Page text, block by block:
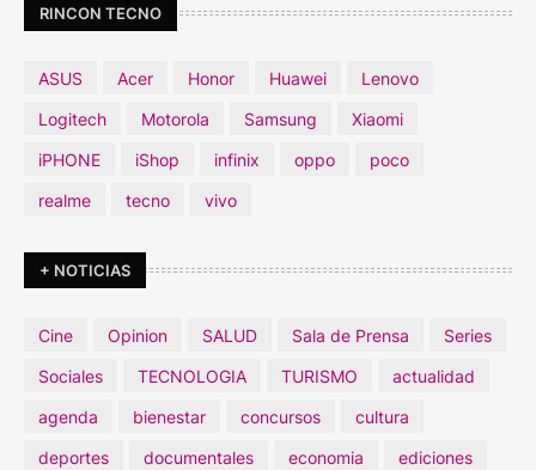
RINCON TECNO
ASUS Acer Honor Huawei
Lenovo
Logitech
Motorola Samsung
Xiaomi
iPHONE
iShop infinix oppo
poco
realme
tecno vivo
+ NOTICIAS
Cine Opinion SALUD Sala de Prensa
Series
Sociales
TECNOLOGIA TURISMO
actualidad
agenda
bienestar concursos
cultura
deportes
documentales economia
ediciones